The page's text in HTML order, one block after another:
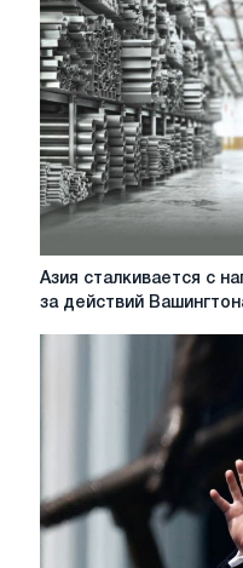
титановый
сплав
в
корпусах
новых
iPhone
14
Азия
сталкивается
действий
Вашингтона
Азия сталкивается с
за действий